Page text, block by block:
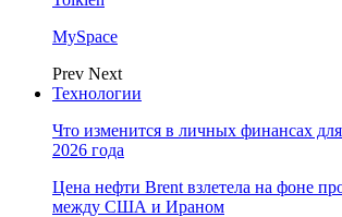
MySpace
Prev Next
Технологии
Что изменится в личных финансах
2026 года
Цена нефти Brent взлетела на фоне
между США и Ираном